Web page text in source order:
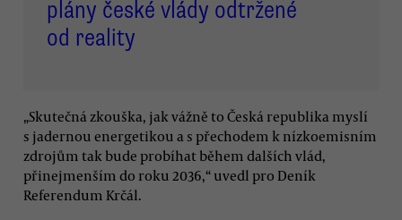
plány české vlády odtržené
od reality
„Skutečná zkouška, jak vážně to Česká republika myslí
s jadernou energetikou a s přechodem k nízkoemisním
zdrojům tak bude probíhat během dalších vlád,
přinejmenším do roku 2036,“ uvedl pro Deník
Referendum Krčál.